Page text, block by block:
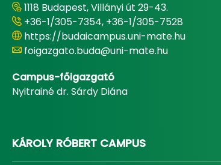
1118 Budapest, Villányi út 29-43.
+36-1/305-7354, +36-1/305-7528
https://budaicampus.uni-mate.hu
foigazgato.buda@uni-mate.hu
Campus-főigazgató
Nyitrainé dr. Sárdy Diána
KÁROLY RÓBERT CAMPUS